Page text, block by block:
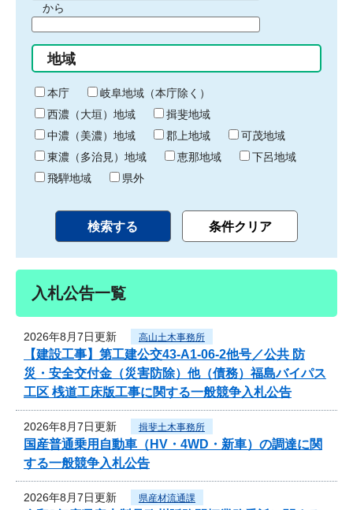
間
始
り
から
間
終
わ
り
地域
本庁
岐阜地域（本庁除く）
西濃（大垣）地域
揖斐地域
中濃（美濃）地域
郡上地域
可茂地域
東濃（多治見）地域
恵那地域
下呂地域
飛騨地域
県外
入札公告一覧
2026年8月7日更新 高山土木事務所
【建設工事】第工建公交43-A1-06-2他号／公共 防
災・安全交付金（災害防除）他（債務）福島バイパス
工区 桟道工床版工事に関する一般競争入札公告
2026年8月7日更新 揖斐土木事務所
国産普通乗用自動車（HV・4WD・新車）の調達に関
する一般競争入札公告
2026年8月7日更新 県産材流通課